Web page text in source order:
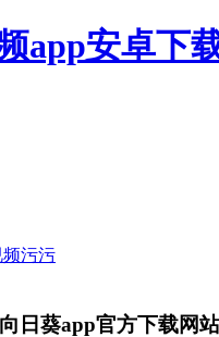
app安卓下
污污
app官方下载网站进